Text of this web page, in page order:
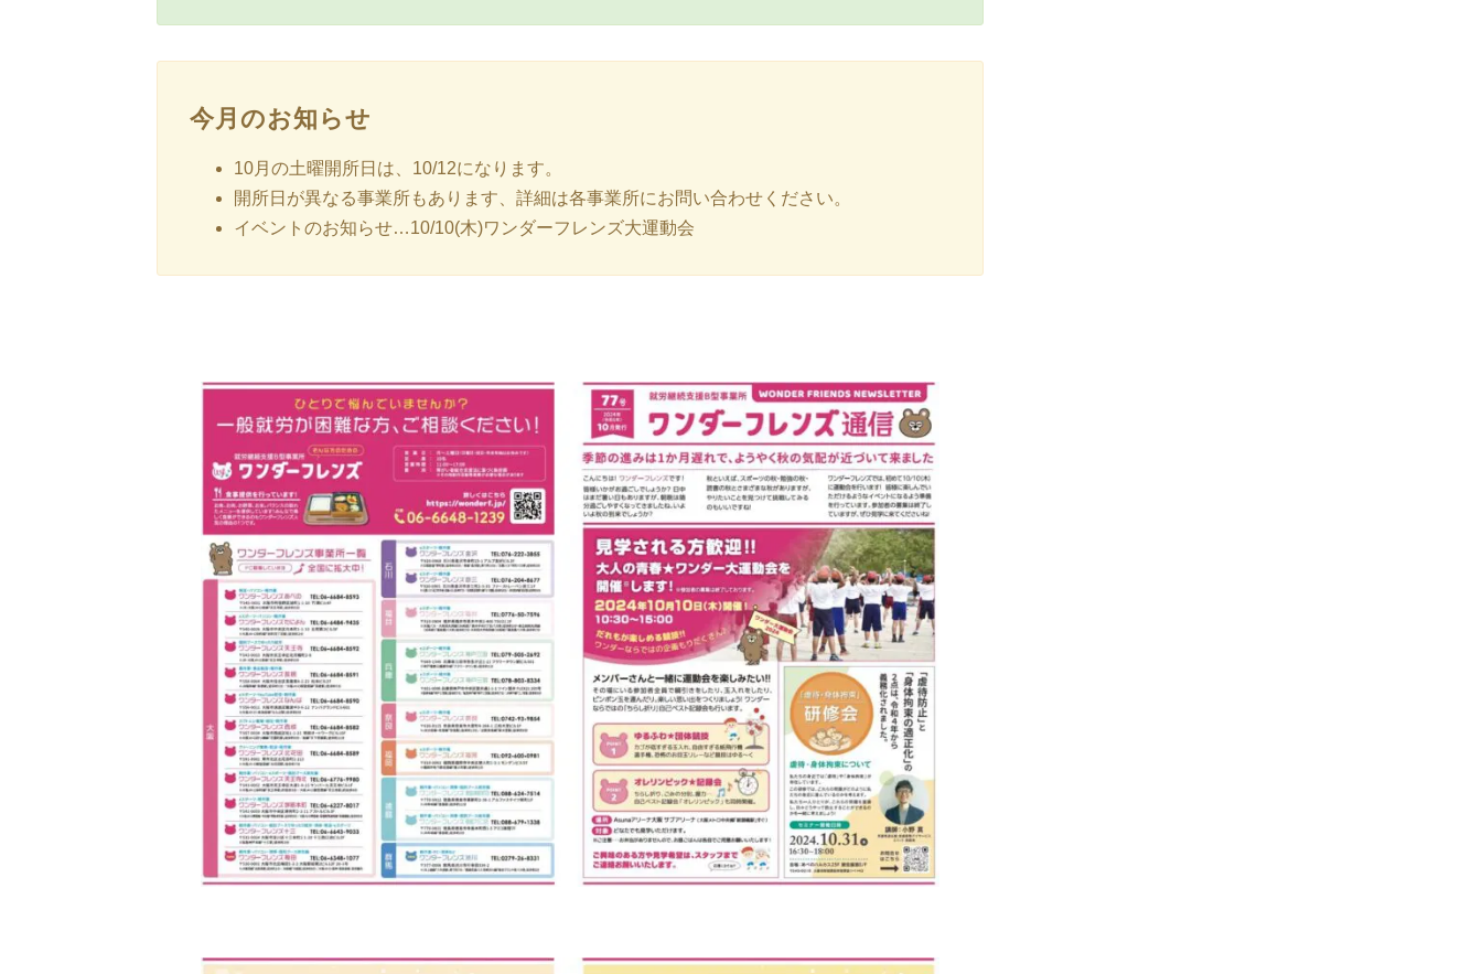
今月のお知らせ
10月の土曜開所日は、10/12になります。
開所日が異なる事業所もあります、詳細は各事業所にお問い合わせください。
イベントのお知らせ…10/10(木)ワンダーフレンズ大運動会